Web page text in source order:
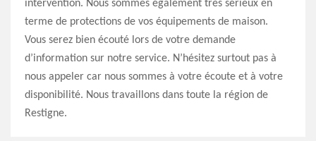
intervention. Nous sommes également très sérieux en
terme de protections de vos équipements de maison.
Vous serez bien écouté lors de votre demande
d’information sur notre service. N’hésitez surtout pas à
nous appeler car nous sommes à votre écoute et à votre
disponibilité. Nous travaillons dans toute la région de
Restigne.